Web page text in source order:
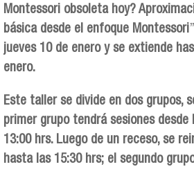
Montessori obsoleta hoy?
básica desde el enfoque Montessori
jueves 10 de enero y se extiende
enero.
Este taller se divide en dos grupos,
primer grupo tendrá sesiones desde
13:00 hrs. Luego de un receso, se
hasta las 15:30 hrs; el segundo